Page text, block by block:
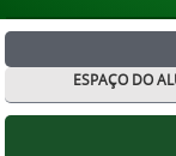
ESPAÇO DO